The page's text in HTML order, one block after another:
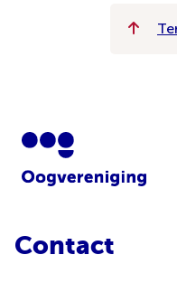
Contact